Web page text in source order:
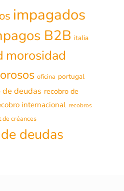
impagados
B2B italia
morosidad
oficina portugal
de deudas recobro de
internacional recobros
de créances
deudas